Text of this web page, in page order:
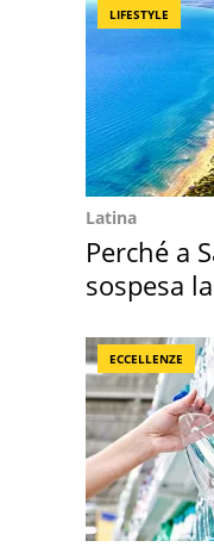
LIFESTYLE
Latina
Perché a
sospesa
ECCELLENZE